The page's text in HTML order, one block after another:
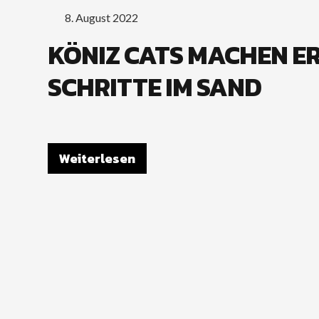
8. August 2022
KÖNIZ CATS MACHEN
SCHRITTE IM SAND
Weiterlesen